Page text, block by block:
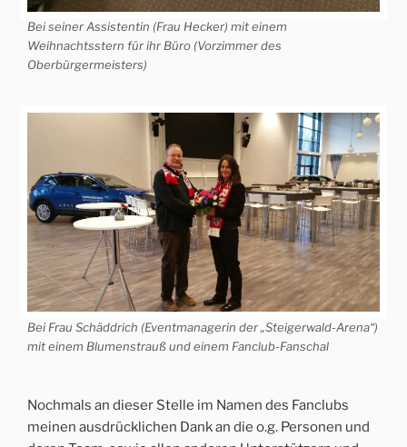
Bei seiner Assistentin (Frau Hecker) mit einem
Weihnachtsstern für ihr Büro (Vorzimmer des
Oberbürgermeisters)
Bei Frau Schäddrich (Eventmanagerin der „Steigerwald-Arena“)
mit einem Blumenstrauß und einem Fanclub-Fanschal
Nochmals an dieser Stelle im Namen des Fanclubs
meinen ausdrücklichen Dank an die o.g. Personen und